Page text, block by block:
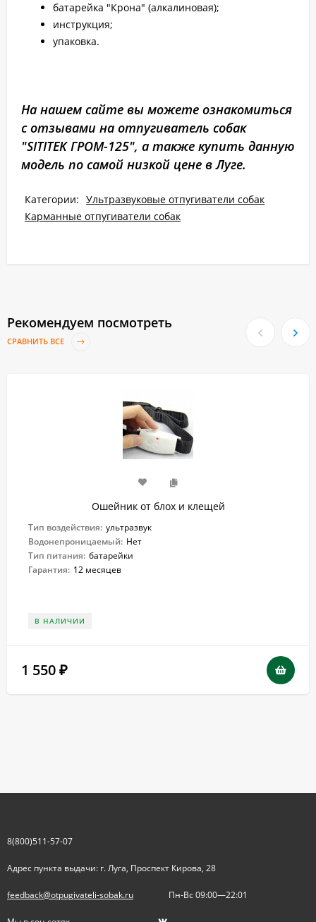
батарейка "Крона" (алкалиновая);
инструкция;
упаковка.
На нашем сайте вы можете ознакомиться
с отзывами на отпугиватель собак
"SITITEK ГРОМ-125", а также купить данную
модель по самой низкой цене в Луге.
Категории: Ультразвуковые отпугиватели собак
Карманные отпугиватели собак
Рекомендуем посмотреть
СРАВНИТЬ ВСЕ
Ошейник от блох и клещей
Тип воздействия: ультразвук
Водонепроницаемый: Нет
Тип питания: батарейки
Гарантия: 12 месяцев
В НАЛИЧИИ
1 550 ₽
8(800)511-57-07
Адрес пункта выдачи: г. Луга, Проспект Кирова, 28
feedback@otpugivateli-sobak.ru Пн-Вс 09:00—22:01